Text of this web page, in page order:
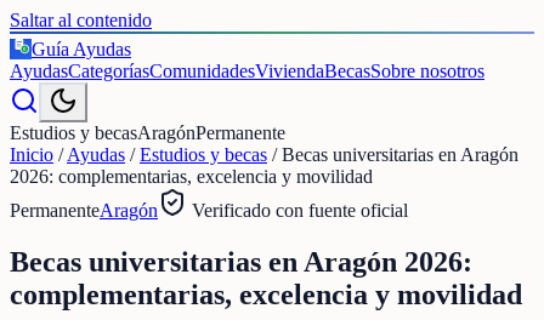
Saltar al contenido
€
Guía Ayudas
AyudasCategoríasComunidadesViviendaBecasSobre nosotros
Estudios y becasAragónPermanente
Inicio /Ayudas /Estudios y becas /Becas universitarias en Aragón
2026: complementarias, excelencia y movilidad
PermanenteAragón Verificado con fuente oficial
Becas universitarias en Aragón 2026:
complementarias, excelencia y movilidad